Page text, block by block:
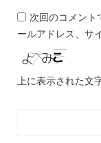
次回のコメント
ールアドレス、サ
上に表示された文